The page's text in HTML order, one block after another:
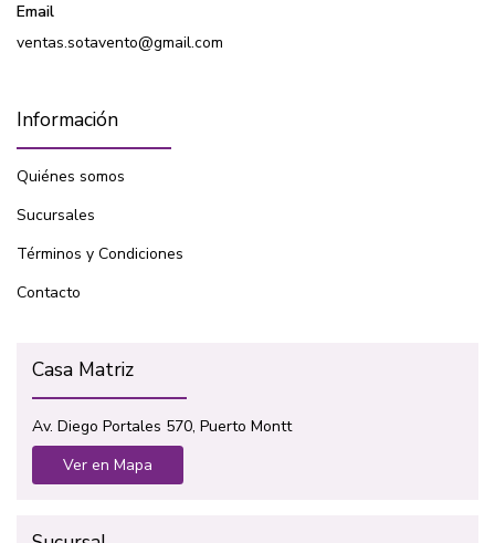
Email
ventas.sotavento@gmail.com
Información
Quiénes somos
Sucursales
Términos y Condiciones
Contacto
Casa Matriz
Av. Diego Portales 570, Puerto Montt
Ver en Mapa